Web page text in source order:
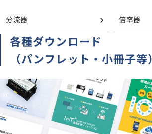
分流器 倍率器
各種ダウンロード
（パンフレット・小冊子等）